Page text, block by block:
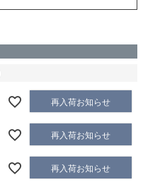
再入荷お知らせ
再入荷お知らせ
再入荷お知らせ